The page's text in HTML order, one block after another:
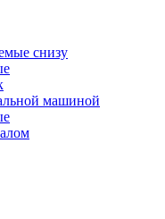
снизу
машиной